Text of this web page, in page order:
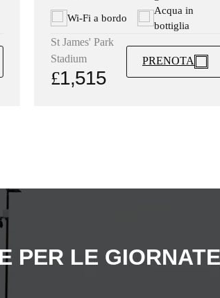
Wi-Fi a bordo
Acqua in
bottiglia
St James' Park
Stadium
£1,515
PRENOTA
PER LE